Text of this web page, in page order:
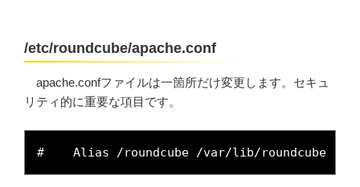
/etc/roundcube/apache.conf
apache.confファイルは一箇所だけ変更します。セキュ
リティ的に重要な項目です。
#    Alias /roundcube /var/lib/roundcube